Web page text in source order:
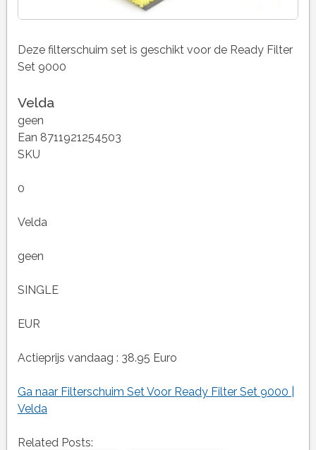
Deze filterschuim set is geschikt voor de Ready Filter
Set 9000
Velda
geen
Ean 8711921254503
SKU
0
Velda
geen
SINGLE
EUR
Actieprijs vandaag : 38.95 Euro
Ga naar Filterschuim Set Voor Ready Filter Set 9000 |
Velda
Related Posts: